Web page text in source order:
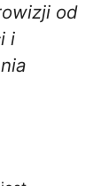
od
i